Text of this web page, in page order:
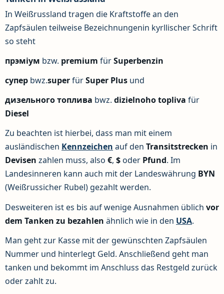
In Weißrussland tragen die Kraftstoffe an den
Zapfsäulen teilweise Bezeichnungenin kyrllischer Schrift
so steht
прэміум bzw. premium fürSuperbenzin
супер bwz.superfürSuper Plus und
дизельноготоплива bwz. dizielnohotopliva für
Diesel
Zu beachten ist hierbei, dass man mit einem
ausländischen Kennzeichen auf den Transitstrecken in
Devisen zahlen muss, also €, $oder Pfund. Im
Landesinneren kann auch mit der Landeswährung BYN
(Weißrussicher Rubel) gezahlt werden.
Desweiteren ist es bis auf wenige Ausnahmen üblich vor
dem Tanken zu bezahlen ähnlich wie in den USA.
Man geht zur Kasse mit der gewünschten Zapfsäulen
Nummer und hinterlegt Geld. Anschließend geht man
tanken und bekommt im Anschluss das Restgeld zurück
oder zahlt zu.